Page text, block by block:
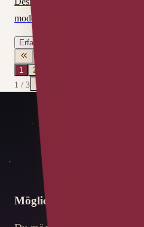
moderner Interfaces bedeutet.
Erfahre mehr
1 2
1 / 3
Möglichkeiten zur